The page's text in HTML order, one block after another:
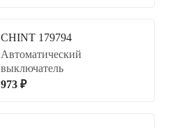
CHINT 179794
Автоматический
выключатель
973 ₽